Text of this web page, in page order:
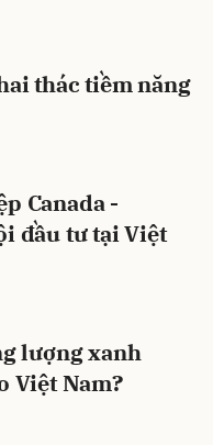
thác tiềm năng
Canada -
đầu tư tại Việt
lượng xanh
Việt Nam?